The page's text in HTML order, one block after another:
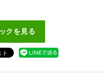
クを見る